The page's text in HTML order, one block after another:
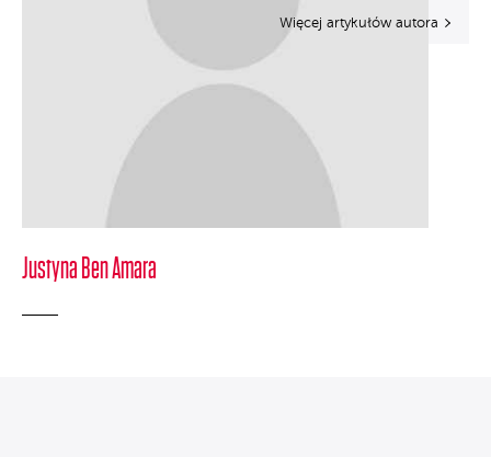
Justyna Ben Amara
Więcej artykułów autora